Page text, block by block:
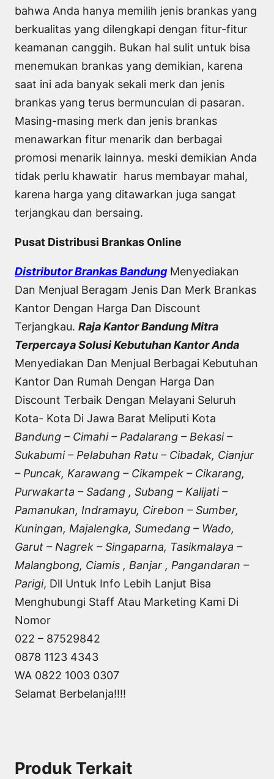
bahwa Anda hanya memilih jenis brankas yang
berkualitas yang dilengkapi dengan fitur-fitur
keamanan canggih. Bukan hal sulit untuk bisa
menemukan brankas yang demikian, karena
saat ini ada banyak sekali merk dan jenis
brankas yang terus bermunculan di pasaran.
Masing-masing merk dan jenis brankas
menawarkan fitur menarik dan berbagai
promosi menarik lainnya. meski demikian Anda
tidak perlu khawatir harus membayar mahal,
karena harga yang ditawarkan juga sangat
terjangkau dan bersaing.
Pusat Distribusi Brankas Online
Distributor Brankas Bandung Menyediakan
Dan Menjual Beragam Jenis Dan Merk Brankas
Kantor Dengan Harga Dan Discount
Terjangkau. Raja Kantor Bandung Mitra
Terpercaya Solusi Kebutuhan Kantor Anda
Menyediakan Dan Menjual Berbagai Kebutuhan
Kantor Dan Rumah Dengan Harga Dan
Discount Terbaik Dengan Melayani Seluruh
Kota- Kota Di Jawa Barat Meliputi Kota
Bandung – Cimahi – Padalarang – Bekasi –
Sukabumi – Pelabuhan Ratu – Cibadak, Cianjur
– Puncak, Karawang – Cikampek – Cikarang,
Purwakarta – Sadang , Subang – Kalijati –
Pamanukan, Indramayu, Cirebon – Sumber,
Kuningan, Majalengka, Sumedang – Wado,
Garut – Nagrek – Singaparna, Tasikmalaya –
Malangbong, Ciamis , Banjar , Pangandaran –
Parigi, Dll Untuk Info Lebih Lanjut Bisa
Menghubungi Staff Atau Marketing Kami Di
Nomor
022 – 87529842
0878 1123 4343
WA 0822 1003 0307
Selamat Berbelanja!!!!
Produk Terkait